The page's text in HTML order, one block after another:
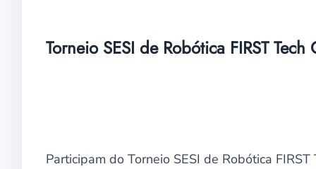
Torneio SESI de Robótica FIRST
Participam do Torneio SESI de Robótica